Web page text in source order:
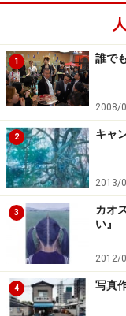
1 誰で
2008/
2 キャ
2013/
3
カオ
い』
2012/
4 写真